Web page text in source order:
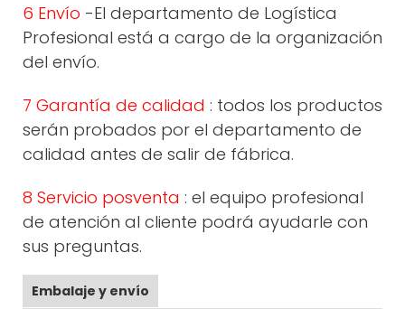
6 Envío -El departamento de Logística
Profesional está a cargo de la organización
del envío.
7 Garantía de calidad : todos los productos
serán probados por el departamento de
calidad antes de salir de fábrica.
8 Servicio posventa : el equipo profesional
de atención al cliente podrá ayudarle con
sus preguntas.
Embalaje y envío